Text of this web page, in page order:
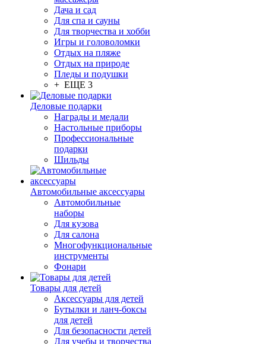
Дача и сад
Для спа и сауны
Для творчества и хобби
Игры и головоломки
Отдых на пляже
Отдых на природе
Пледы и подушки
+ ЕЩЕ 3
Деловые подарки
Награды и медали
Настольные приборы
Профессиональные
подарки
Шильды
Автомобильные аксессуары
Автомобильные
наборы
Для кузова
Для салона
Многофункциональные
инструменты
Фонари
Товары для детей
Аксессуары для детей
Бутылки и ланч-боксы
для детей
Для безопасности детей
Для учебы и творчества